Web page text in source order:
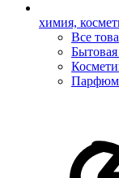
химия,
Все